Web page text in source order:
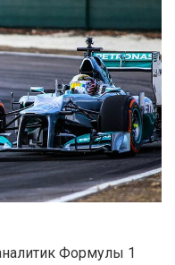
Формулы 1